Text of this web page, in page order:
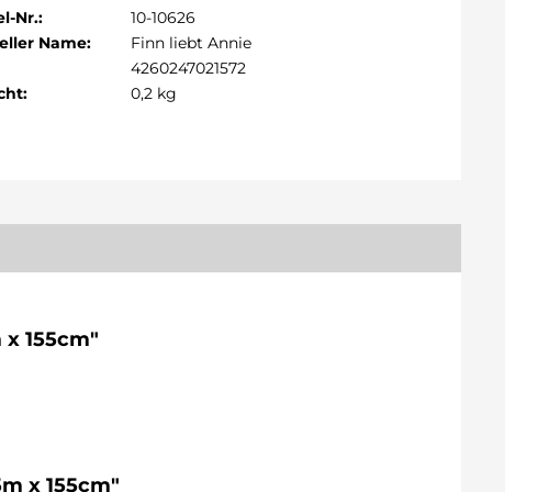
Nr.:
10-10626
Name:
Finn liebt Annie
4260247021572
0,2 kg
155cm"
x 155cm"